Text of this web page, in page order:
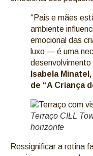
“Pais e mães
ambiente
emocional das
luxo — é uma
desenvolvimento
Isabela
de “A Criança
Terraço CILL
horizonte
Ressignificar a rotina